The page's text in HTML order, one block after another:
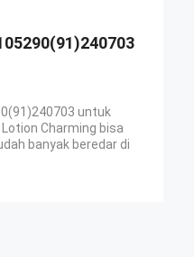
untuk
Charming bisa
banyak beredar di